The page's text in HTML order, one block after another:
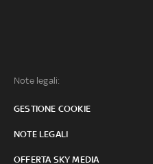
Note legali:
GESTIONE COOKIE
NOTE LEGALI
OFFERTA SKY MEDIA